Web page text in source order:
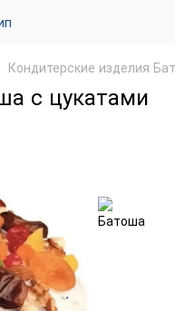
Кондитерские изделия
с цукатами